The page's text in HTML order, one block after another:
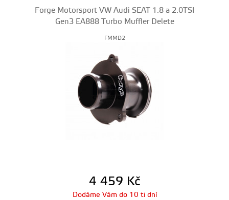
Forge Motorsport VW Audi SEAT 1.8 a 2.0TSI
Gen3 EA888 Turbo Muffler Delete
FMMD2
4 459 Kč
Dodáme Vám do 10 ti dní